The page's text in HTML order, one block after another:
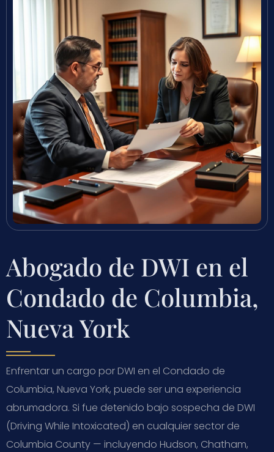
Abogado de DWI en el
Condado de Columbia,
Nueva York
Enfrentar un cargo por DWI en el Condado de
Columbia, Nueva York, puede ser una experiencia
abrumadora. Si fue detenido bajo sospecha de DWI
(Driving While Intoxicated) en cualquier sector de
Columbia County — incluyendo Hudson, Chatham,